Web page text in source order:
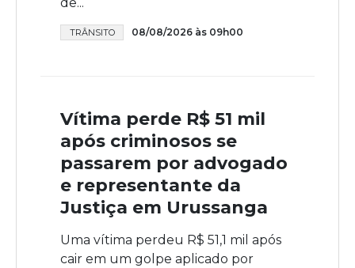
TRÂNSITO 08/08/2026 às 09h00
Vítima perde R$ 51 mil
após criminosos se
passarem por advogado
e representante da
Justiça em Urussanga
Uma vítima perdeu R$ 51,1 mil após
cair em um golpe aplicado por